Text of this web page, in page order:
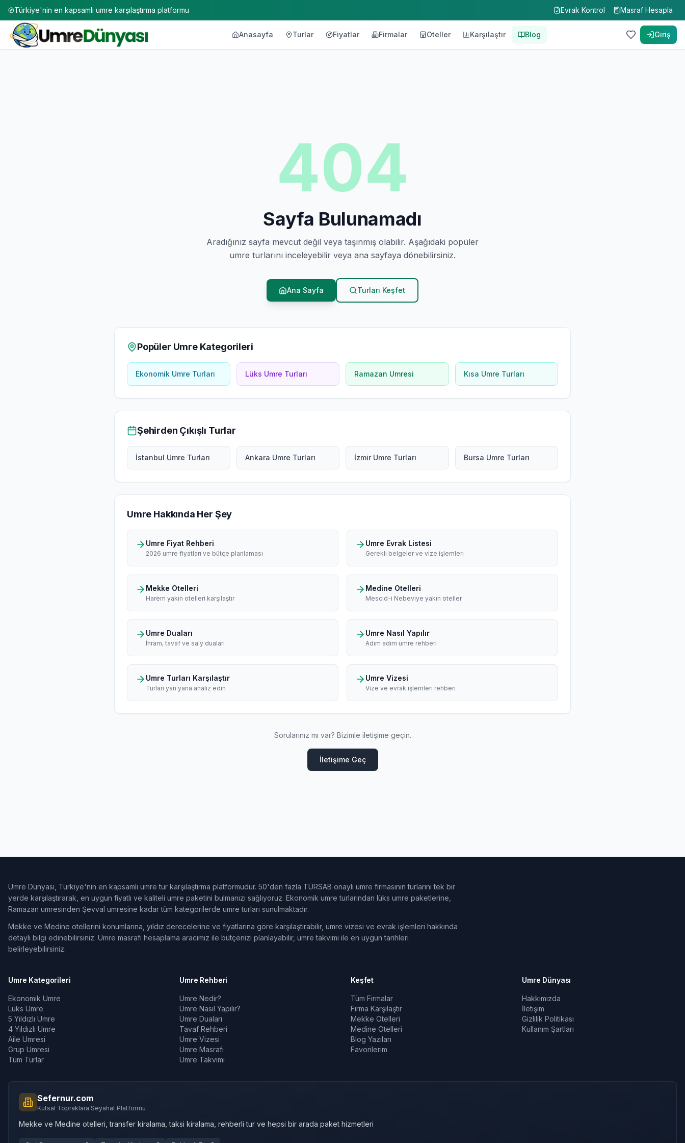
Türkiye'nin en kapsamlı umre karşılaştırma platformu Evrak Kontrol Masraf Hesapla
Anasayfa Turlar Fiyatlar Firmalar Oteller Karşılaştır Blog Giriş
404
Sayfa Bulunamadı
Aradığınız sayfa mevcut değil veya taşınmış olabilir. Aşağıdaki popüler
umre turlarını inceleyebilir veya ana sayfaya dönebilirsiniz.
Ana Sayfa Turları Keşfet
Popüler Umre Kategorileri
Ekonomik Umre Turları Lüks Umre Turları Ramazan Umresi Kısa Umre Turları
Şehirden Çıkışlı Turlar
İstanbul Umre Turları Ankara Umre Turları İzmir Umre Turları Bursa Umre Turları
Umre Hakkında Her Şey
Umre Fiyat Rehberi
2026 umre fiyatları ve bütçe planlaması
Umre Evrak Listesi
Gerekli belgeler ve vize işlemleri
Mekke Otelleri
Harem yakın otelleri karşılaştır
Medine Otelleri
Mescid-i Nebeviye yakın oteller
Umre Duaları
İhram, tavaf ve sa'y duaları
Umre Nasıl Yapılır
Adım adım umre rehberi
Umre Turları Karşılaştır
Turları yan yana analiz edin
Umre Vizesi
Vize ve evrak işlemleri rehberi
Sorularınız mı var? Bizimle iletişime geçin.
İletişime Geç
Umre Dünyası, Türkiye'nin en kapsamlı umre tur karşılaştırma platformudur. 50'den fazla TÜRSAB onaylı umre firmasının turlarını tek bir
yerde karşılaştırarak, en uygun fiyatlı ve kaliteli umre paketini bulmanızı sağlıyoruz. Ekonomik umre turlarından lüks umre paketlerine,
Ramazan umresinden Şevval umresine kadar tüm kategorilerde umre turları sunulmaktadır.
Mekke ve Medine otellerini konumlarına, yıldız derecelerine ve fiyatlarına göre karşılaştırabilir, umre vizesi ve evrak işlemleri hakkında
detaylı bilgi edinebilirsiniz. Umre masrafı hesaplama aracımız ile bütçenizi planlayabilir, umre takvimi ile en uygun tarihleri
belirleyebilirsiniz.
Umre Kategorileri
Ekonomik Umre
Lüks Umre
5 Yıldızlı Umre
4 Yıldızlı Umre
Aile Umresi
Grup Umresi
Tüm Turlar
Umre Rehberi
Umre Nedir?
Umre Nasıl Yapılır?
Umre Duaları
Tavaf Rehberi
Umre Vizesi
Umre Masrafı
Umre Takvimi
Keşfet
Tüm Firmalar
Firma Karşılaştır
Mekke Otelleri
Medine Otelleri
Blog Yazıları
Favorilerim
Umre Dünyası
Hakkımızda
İletişim
Gizlilik Politikası
Kullanım Şartları
Sefernur.com
Kutsal Topraklara Seyahat Platformu
Mekke ve Medine otelleri, transfer kiralama, taksi kiralama, rehberli tur ve hepsi bir arada paket hizmetleri